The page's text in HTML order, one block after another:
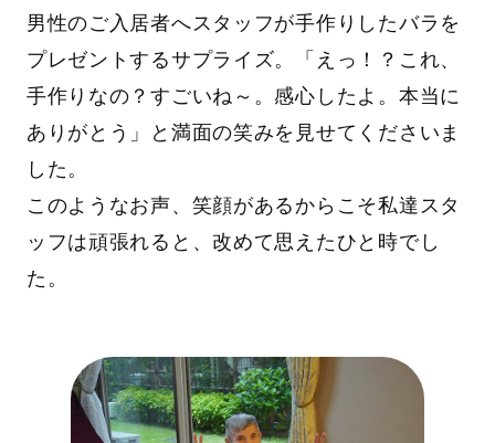
男性のご入居者へスタッフが手作りしたバラを
プレゼントするサプライズ。「えっ！？これ、
手作りなの？すごいね～。感心したよ。本当に
ありがとう」と満面の笑みを見せてくださいま
した。
このようなお声、笑顔があるからこそ私達スタ
ッフは頑張れると、改めて思えたひと時でし
た。